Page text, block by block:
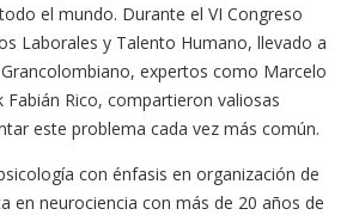
el mundo. Durante el VI Congreso
Laborales y Talento Humano, llevado a
expertos como Marcelo
Fabián Rico, compartieron valiosas
este problema cada vez más común.
con énfasis en organización de
en neurociencia con más de 20 años de